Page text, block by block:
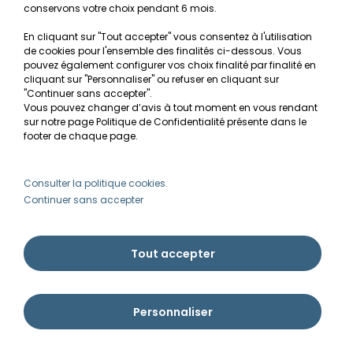
privilégié aquariums plantés tropicaux
hollandais structure verticale luxuriante, aquariums
ouverts floraux décoratifs et paludariums zones
semi-aquatiques humides. Cette plante à tiges
vigoureuse transformera votre agencement
aquatique en tableau vivant verdoyant luxuriant
dynamique aux tonalités vert clair fraîches
lumineuses apaisantes, où ses masses
verticalité encadrante équilibrante, texture
feuilletée dense organique et esthétique
témoignant de l'équilibre parfait entre beauté
végétale luxuriante foisonnante généreuse, vigueur
croissance rapide productive, facilité multiplication
culture exigences modestes moyennant taille
régulière disciplinée fertilisation intensive soutenue
conservons votre choix pendant 6 mois.
En cliquant sur "Tout accepter" vous consentez à l'utilisation
de cookies pour l'ensemble des finalités ci-dessous. Vous
pouvez également configurer vos choix finalité par finalité en
cliquant sur "Personnaliser" ou refuser en cliquant sur
"Continuer sans accepter".
Vous pouvez changer d’avis à tout moment en vous rendant
sur notre page Politique de Confidentialité présente dans le
footer de chaque page.
Consulter la politique cookies.
Continuer sans accepter
Tout accepter
Personnaliser